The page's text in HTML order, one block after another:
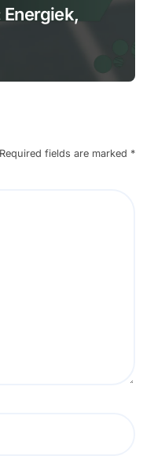
Required fields are marked *